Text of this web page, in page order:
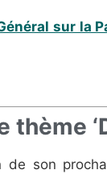
sur la
thème
de son